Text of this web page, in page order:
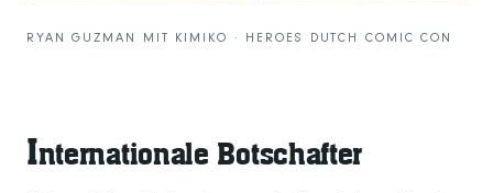
RYAN GUZMAN MIT KIMIKO · HEROES DUTCH COMIC CON
Internationale Botschafter